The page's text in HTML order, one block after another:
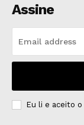
Assine
Eu li e aceito o